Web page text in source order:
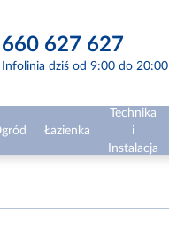
660 627 627
Infolinia dziś od 9:00 do 20:00
Łazienka
Technika
i
Instalacja